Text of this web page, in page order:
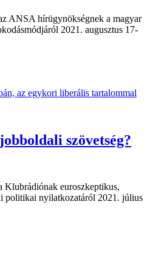
ANSA hírügynökségnek a magyar
2021. augusztus 17-
az egykori liberális tartalommal
szövetség?
Klubrádiónak euroszkeptikus,
politikai nyilatkozatáról 2021. július